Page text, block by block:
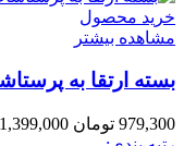
خرید محصول
مشاهده بیشتر
بسته ارتقا به
979,300 تومان
1,399,000 تومان